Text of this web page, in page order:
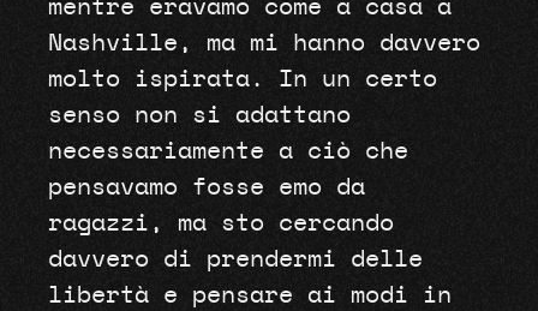
mentre eravamo come a casa a
Nashville, ma mi hanno davvero
molto ispirata. In un certo
senso non si adattano
necessariamente a ciò che
pensavamo fosse emo da
ragazzi, ma sto cercando
davvero di prendermi delle
libertà e pensare ai modi in